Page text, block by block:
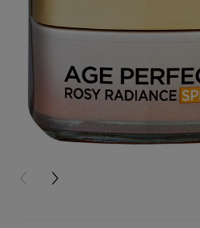
PREVIOUS CARD
NEXT CARD